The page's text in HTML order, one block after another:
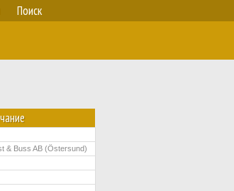
Поиск
& Buss AB (Östersund)